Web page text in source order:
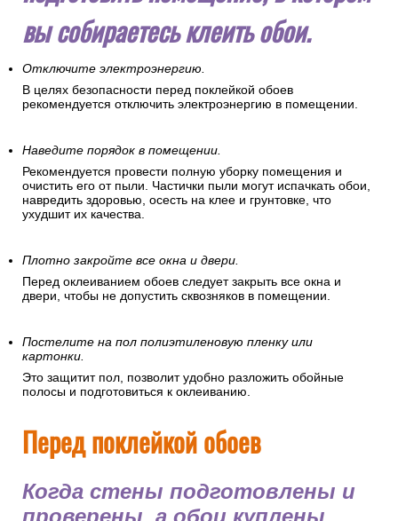
вы собираетесь клеить обои.
Отключите электроэнергию.
В целях безопасности перед поклейкой обоев
рекомендуется отключить электроэнергию в помещении.
Наведите порядок в помещении.
Рекомендуется провести полную уборку помещения и
очистить его от пыли. Частички пыли могут испачкать обои,
навредить здоровью, осесть на клее и грунтовке, что
ухудшит их качества.
Плотно закройте все окна и двери.
Перед оклеиванием обоев следует закрыть все окна и
двери, чтобы не допустить сквозняков в помещении.
Постелите на пол полиэтиленовую пленку или
картонки.
Это защитит пол, позволит удобно разложить обойные
полосы и подготовиться к оклеиванию.
Перед поклейкой обоев
Когда стены подготовлены и